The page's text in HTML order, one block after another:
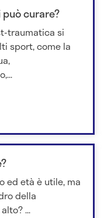
curare?
traumatica si
sport, come la
ed età è utile, ma
della
...